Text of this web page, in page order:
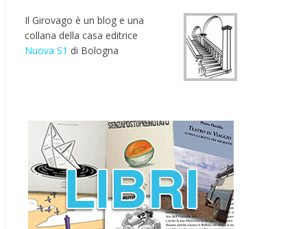
Il Girovago è un blog e una
collana della casa editrice
Nuova S1 di Bologna